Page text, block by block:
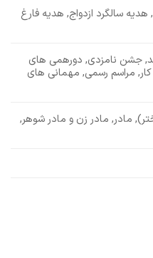
هدیه سالگرد ازدواج, هدیه فارغ
جشن نامزدی, دورهمی های
مراسم رسمی, مهمانی های
مادر, مادر زن و مادر شوهر,